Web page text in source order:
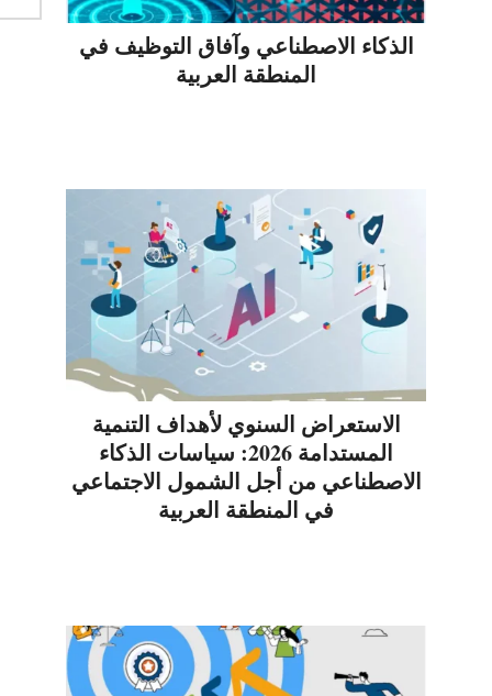
الذكاء الاصطناعي وآفاق التوظيف في
المنطقة العربية
الاستعراض السنوي لأهداف التنمية
المستدامة 2026: سياسات الذكاء
الاصطناعي من أجل الشمول الاجتماعي
في المنطقة العربية